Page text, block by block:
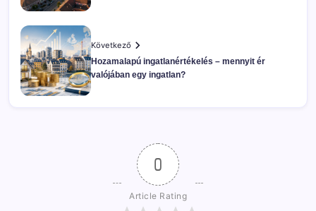
Következő
Hozamalapú ingatlanértékelés – mennyit ér
valójában egy ingatlan?
0
Article Rating